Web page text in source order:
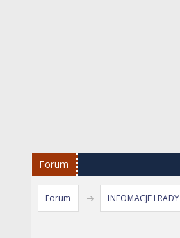
Forum
Forum INFOMACJE I RADY